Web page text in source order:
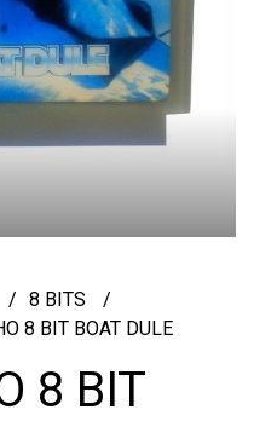
8 BITS
8 BIT BOAT DULE
8 BIT